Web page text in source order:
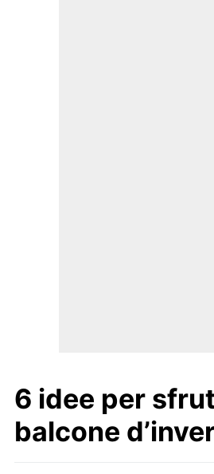
6 idee per
balcone